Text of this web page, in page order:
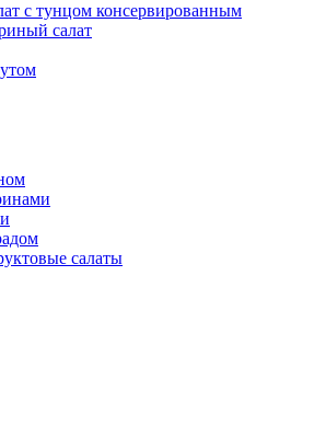
с тунцом консервированным
салат
салаты